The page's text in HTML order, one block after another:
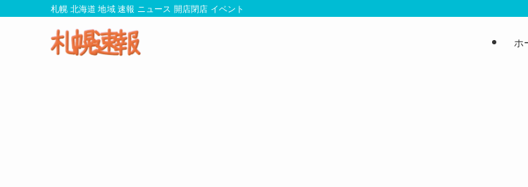
札幌 北海道 地域 速報 ニュース 開店閉店 イベント
ホ